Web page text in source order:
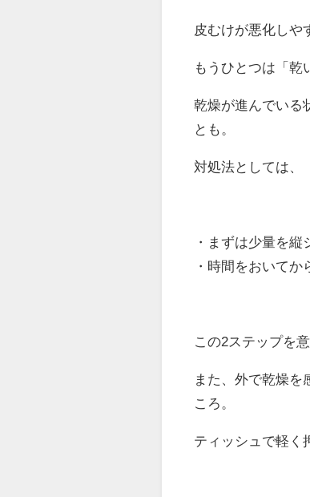
皮むけが悪化しや
もうひとつは「乾
乾燥が進んでいる
とも。
対処法としては、
・まずは少量を縦
・時間をおいてか
この2ステップを
また、外で乾燥を
ころ。
ティッシュで軽く